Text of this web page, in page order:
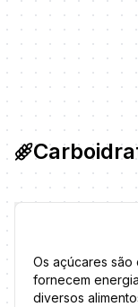
Transporte
Sistema
Os açúcares são
fornecem
diversos